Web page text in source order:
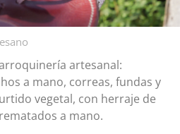
artesanal:
a mano, correas, fundas y
vegetal, con herraje de
a mano.